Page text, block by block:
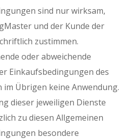
sind nur wirksam,
und der Kunde der
zustimmen.
oder abweichende
Einkaufsbedingungen des
im Übrigen keine Anwendung.
dieser jeweiligen Dienste
zu diesen Allgemeinen
besondere